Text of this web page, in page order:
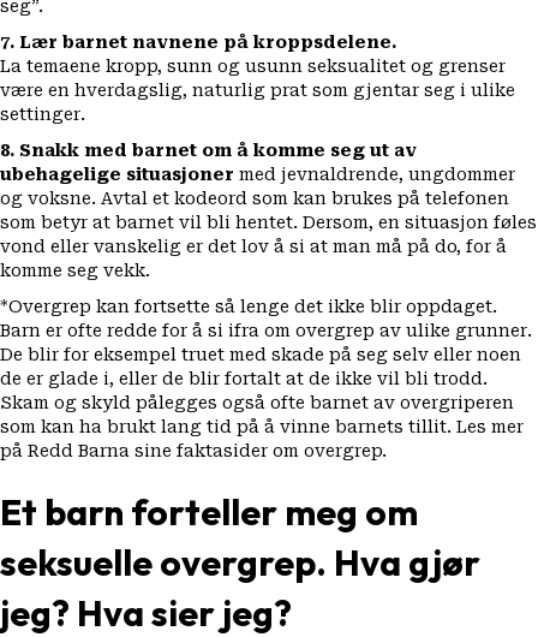
seg”.
7. Lær barnet navnene på kroppsdelene.
La temaene kropp, sunn og usunn seksualitet og grenser
være en hverdagslig, naturlig prat som gjentar seg i ulike
settinger.
8. Snakk med barnet om å komme seg ut av
ubehagelige situasjoner med jevnaldrende, ungdommer
og voksne. Avtal et kodeord som kan brukes på telefonen
som betyr at barnet vil bli hentet. Dersom, en situasjon føles
vond eller vanskelig er det lov å si at man må på do, for å
komme seg vekk.
*Overgrep kan fortsette så lenge det ikke blir oppdaget.
Barn er ofte redde for å si ifra om overgrep av ulike grunner.
De blir for eksempel truet med skade på seg selv eller noen
de er glade i, eller de blir fortalt at de ikke vil bli trodd.
Skam og skyld pålegges også ofte barnet av overgriperen
som kan ha brukt lang tid på å vinne barnets tillit. Les mer
på Redd Barna sine faktasider om overgrep.
Et barn forteller meg om
seksuelle overgrep. Hva gjør
jeg? Hva sier jeg?